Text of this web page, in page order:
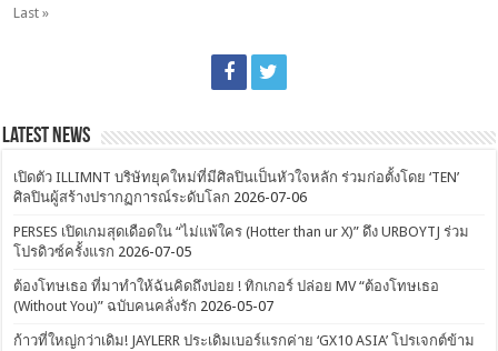
Last »
Latest News
เปิดตัว ILLIMNT บริษัทยุคใหม่ที่มีศิลปินเป็นหัวใจหลัก ร่วมก่อตั้งโดย ‘TEN’
ศิลปินผู้สร้างปรากฏการณ์ระดับโลก 2026-07-06
PERSES เปิดเกมสุดเดือดใน “ไม่แพ้ใคร (Hotter than ur X)” ดึง URBOYTJ ร่วม
โปรดิวซ์ครั้งแรก 2026-07-05
ต้องโทษเธอ ที่มาทำให้ฉันคิดถึงบ่อย ! ทิกเกอร์ ปล่อย MV “ต้องโทษเธอ
(Without You)” ฉบับคนคลั่งรัก 2026-05-07
ก้าวที่ใหญ่กว่าเดิม! JAYLERR ประเดิมเบอร์แรกค่าย ‘GX10 ASIA’ โปรเจกต์ข้าม